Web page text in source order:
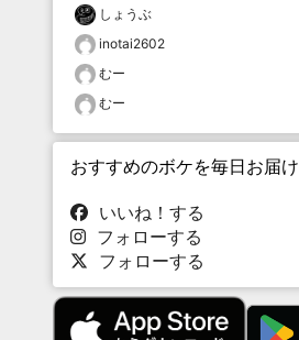
しょうぶ
inotai2602
むー
むー
おすすめのボケを毎日お届け
いいね！する
フォローする
フォローする